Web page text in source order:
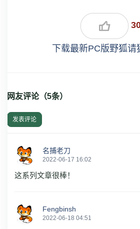
下载最新PC版野狐
网友评论（5条）
发表评论
名捕老刀
2022-06-17 16:02
这系列文章很棒！
Fengbinsh
2022-06-18 04:51